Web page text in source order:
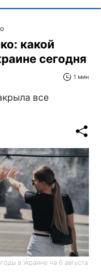
какой
сегодня
1 мин
все
в Украине на 6 августа